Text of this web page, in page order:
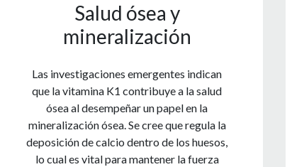
Salud ósea y
mineralización
Las investigaciones emergentes indican
que la vitamina K1 contribuye a la salud
ósea al desempeñar un papel en la
mineralización ósea. Se cree que regula la
deposición de calcio dentro de los huesos,
lo cual es vital para mantener la fuerza